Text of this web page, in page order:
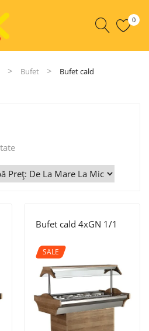
0
Bufet Bufet cald
Sortat
după
preț:
Bufet cald 4xGN 1/1
SALE